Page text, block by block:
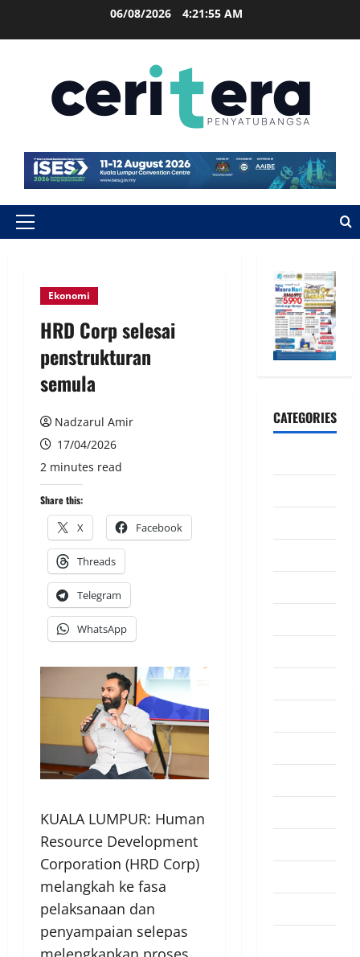
06/08/2026 4:21:56 AM
Ekonomi
HRD Corp selesai
penstrukturan
semula
Nadzarul Amir
17/04/2026
2 minutes read
Share this:
X Facebook
Threads
Telegram
WhatsApp
KUALA LUMPUR: Human
Resource Development
Corporation (HRD Corp)
melangkah ke fasa
pelaksanaan dan
penyampaian selepas
CATEGORIES